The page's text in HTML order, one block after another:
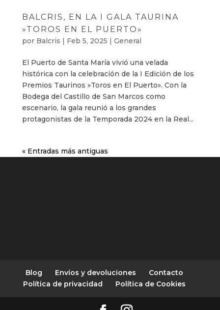
BALCRIS, EN LA I GALA TAURINA
»TOROS EN EL PUERTO»
por Balcris | Feb 5, 2025 | General
El Puerto de Santa María vivió una velada
histórica con la celebración de la I Edición de los
Premios Taurinos »Toros en El Puerto». Con la
Bodega del Castillo de San Marcos como
escenario, la gala reunió a los grandes
protagonistas de la Temporada 2024 en la Real...
« Entradas más antiguas
Blog Envíos y devoluciones
Contacto
Política de privacidad
Política de Cookies